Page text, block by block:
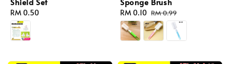
Regular
price
RM 0.50
Sale
price
RM 0.10 Regular
price
RM 0.99